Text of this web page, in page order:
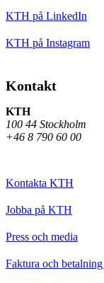
KTH på LinkedIn
KTH på Instagram
Kontakt
KTH
100 44 Stockholm
+46 8 790 60 00
Kontakta KTH
Jobba på KTH
Press och media
Faktura och